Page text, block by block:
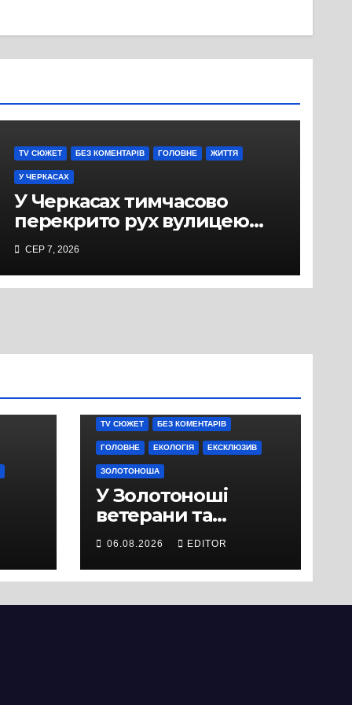
TV СЮЖЕТ БЕЗ КОМЕНТАРІВ ГОЛОВНЕ ЖИТТЯ
У ЧЕРКАСАХ
У Черкасах тимчасово
перекрито рух вулицею
Хрещатик на перехресті з
Грушевського через
ремонт тепломережі
СЕР 7, 2026
TV СЮЖЕТ БЕЗ КОМЕНТАРІВ
ГОЛОВНЕ ЕКОЛОГІЯ ЕКСКЛЮЗИВ
ЗОЛОТОНОША
У Золотоноші
ветерани та
місцеві жителі
вийшли на
протест до стін
06.08.2026 EDITOR